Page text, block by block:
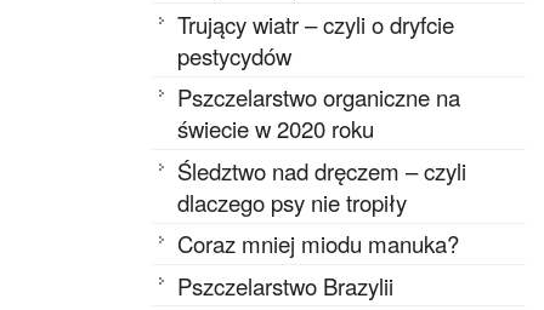
Trujący wiatr – czyli o dryfcie
pestycydów
Pszczelarstwo organiczne na
świecie w 2020 roku
Śledztwo nad dręczem – czyli
dlaczego psy nie tropiły
Coraz mniej miodu manuka?
Pszczelarstwo Brazylii